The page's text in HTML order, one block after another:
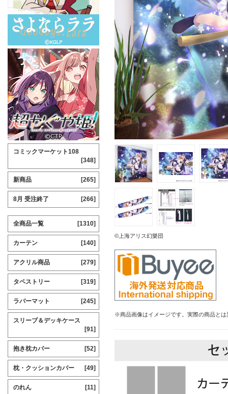
©上海アリス幻樂団
※商品画像はイメージです。実際の商品と
コミックマーケット108
[348]
新商品 [265]
8月 受注終了 [266]
全商品一覧 [1310]
カーテン [140]
アクリル商品 [279]
タペストリー [319]
ラバーマット [245]
スリーブ＆デッキケース
[91]
抱き枕カバー [52]
枕・クッションカバー [49]
のれん [11]